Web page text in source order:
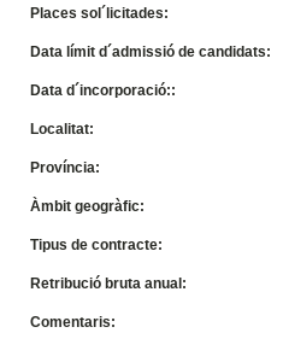
Places sol´licitades:
Data límit d´admissió de candidats:
Data d´incorporació::
Localitat:
Província:
Àmbit geogràfic:
Tipus de contracte:
Retribució bruta anual:
Comentaris: